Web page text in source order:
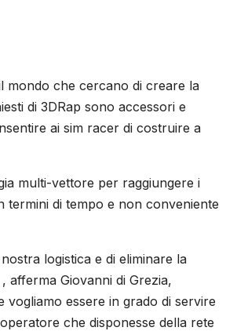
mondo che cercano di creare la
di 3DRap sono accessori e
ai sim racer di costruire a
multi-vettore per raggiungere i
termini di tempo e non conveniente
logistica e di eliminare la
afferma Giovanni di Grezia,
vogliamo essere in grado di servire
che disponesse della rete